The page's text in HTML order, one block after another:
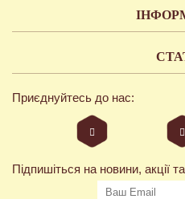
Приєднуйтесь до нас:
Підпишіться на новини, акції